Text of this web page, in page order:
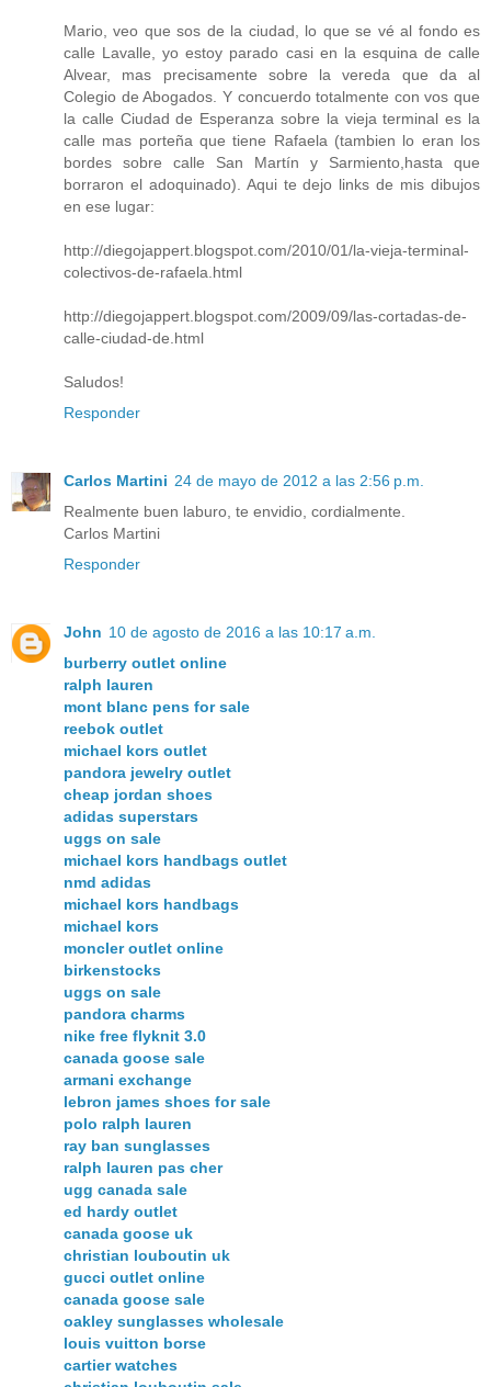
Mario, veo que sos de la ciudad, lo que se vé al fondo es
calle Lavalle, yo estoy parado casi en la esquina de calle
Alvear, mas precisamente sobre la vereda que da al
Colegio de Abogados. Y concuerdo totalmente con vos que
la calle Ciudad de Esperanza sobre la vieja terminal es la
calle mas porteña que tiene Rafaela (tambien lo eran los
bordes sobre calle San Martín y Sarmiento,hasta que
borraron el adoquinado). Aqui te dejo links de mis dibujos
en ese lugar:
http://diegojappert.blogspot.com/2010/01/la-vieja-terminal-
colectivos-de-rafaela.html
http://diegojappert.blogspot.com/2009/09/las-cortadas-de-
calle-ciudad-de.html
Saludos!
Responder
Carlos Martini 24 de mayo de 2012 a las 2:56 p.m.
Realmente buen laburo, te envidio, cordialmente.
Carlos Martini
Responder
John 10 de agosto de 2016 a las 10:17 a.m.
burberry outlet online
ralph lauren
mont blanc pens for sale
reebok outlet
michael kors outlet
pandora jewelry outlet
cheap jordan shoes
adidas superstars
uggs on sale
michael kors handbags outlet
nmd adidas
michael kors handbags
michael kors
moncler outlet online
birkenstocks
uggs on sale
pandora charms
nike free flyknit 3.0
canada goose sale
armani exchange
lebron james shoes for sale
polo ralph lauren
ray ban sunglasses
ralph lauren pas cher
ugg canada sale
ed hardy outlet
canada goose uk
christian louboutin uk
gucci outlet online
canada goose sale
oakley sunglasses wholesale
louis vuitton borse
cartier watches